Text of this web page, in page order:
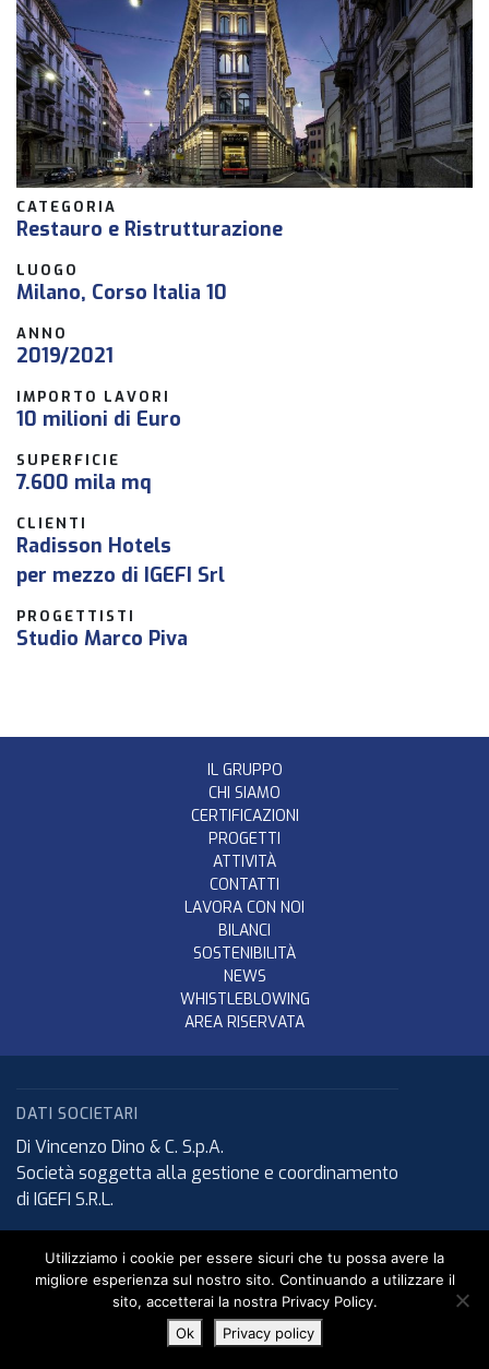
CATEGORIA
Restauro e Ristrutturazione
LUOGO
Milano, Corso Italia 10
ANNO
2019/2021
IMPORTO LAVORI
10 milioni di Euro
SUPERFICIE
7.600 mila mq
CLIENTI
Radisson Hotels
per mezzo di IGEFI Srl
PROGETTISTI
Studio Marco Piva
IL GRUPPO
CHI SIAMO
CERTIFICAZIONI
PROGETTI
ATTIVITÀ
CONTATTI
LAVORA CON NOI
BILANCI
SOSTENIBILITÀ
NEWS
WHISTLEBLOWING
AREA RISERVATA
DATI SOCIETARI
Di Vincenzo Dino & C. S.p.A.
Società soggetta alla gestione e coordinamento
di IGEFI S.R.L.
Capitale Sociale: € 12.000.000 i.v.
Partita IVA:01913250690
Codice Fiscale e N° Registro Imprese:
Utilizziamo i cookie per essere sicuri che tu possa avere la
migliore esperienza sul nostro sito. Continuando a utilizzare il
sito, accetterai la nostra Privacy Policy.
Ok
Privacy policy